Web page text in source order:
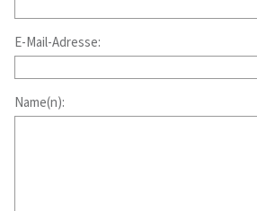
E-Mail-Adresse:
Name(n):